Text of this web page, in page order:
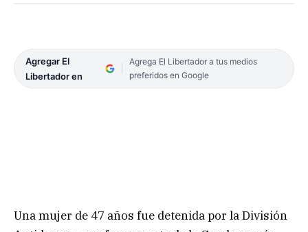
Agregar El
Libertador en
Agrega El Libertador a tus medios
preferidos en Google
Una mujer de 47 años fue detenida por la División